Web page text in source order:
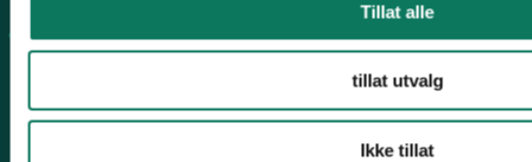
Tillat alle
tillat utvalg
Ikke tillat
Engasjer deg